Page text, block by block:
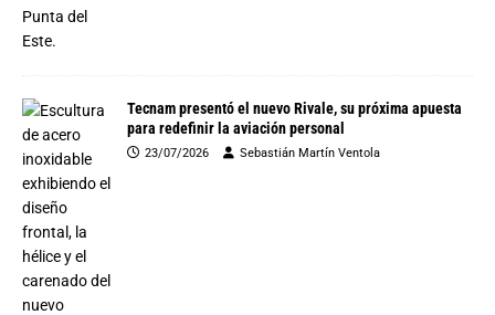
Tecnam presentó el nuevo Rivale, su próxima apuesta
para redefinir la aviación personal
23/07/2026 Sebastián Martín Ventola